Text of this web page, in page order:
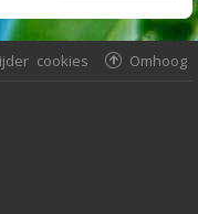
Omhoog
cookies